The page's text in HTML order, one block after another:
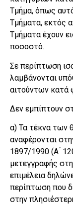
Τμήμα, όπως
Τμήματα, εκτός
Τμήματα έχουν
ποσοστό.
Σε περίπτωση
λαμβάνονται
αιτούντων κατά
Δεν εμπίπτουν
α) Τα τέκνα των
αναφέρονται
1897/1990 (Α
μετεγγραφής
επιμέλεια
περίπτωση που
στην